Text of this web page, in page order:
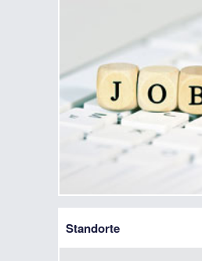
Standorte